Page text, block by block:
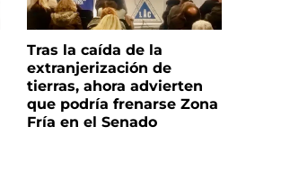
Tras la caída de la
extranjerización de
tierras, ahora advierten
que podría frenarse Zona
Fría en el Senado